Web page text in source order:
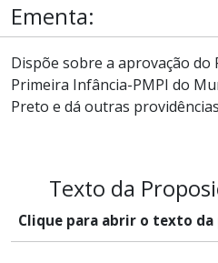
Ementa:
Dispõe sobre a aprovação do
Primeira Infância-PMPI do
Preto e dá outras providências
Texto da
Clique para abrir o texto da